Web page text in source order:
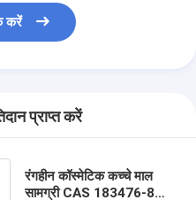
करें
प्राप्त करें
रंगहीन कॉस्मेटिक कच्चे माल
सामग्री CAS 183476-82-